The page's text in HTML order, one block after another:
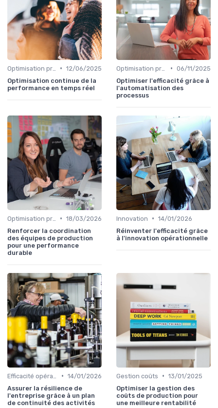
• 12/06/2025
Optimisation continue de la
performance en temps réel
• 06/11/2025
Optimiser l'efficacité grâce à
l'automatisation des
processus
• 18/03/2026
Renforcer la coordination
des équipes de production
pour une performance
durable
Innovation • 14/01/2026
Réinventer l'efficacité grâce
à l'innovation opérationnelle
• 14/01/2026
Assurer la résilience de
l'entreprise grâce à un plan
de continuité des activités
Gestion coûts • 13/01/2025
Optimiser la gestion des
coûts de production pour
une meilleure rentabilité